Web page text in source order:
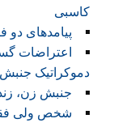
کاسبی
پیامدهای دو
اعتراضات
دموکراتیک
جنبش زن،
شخص ولی